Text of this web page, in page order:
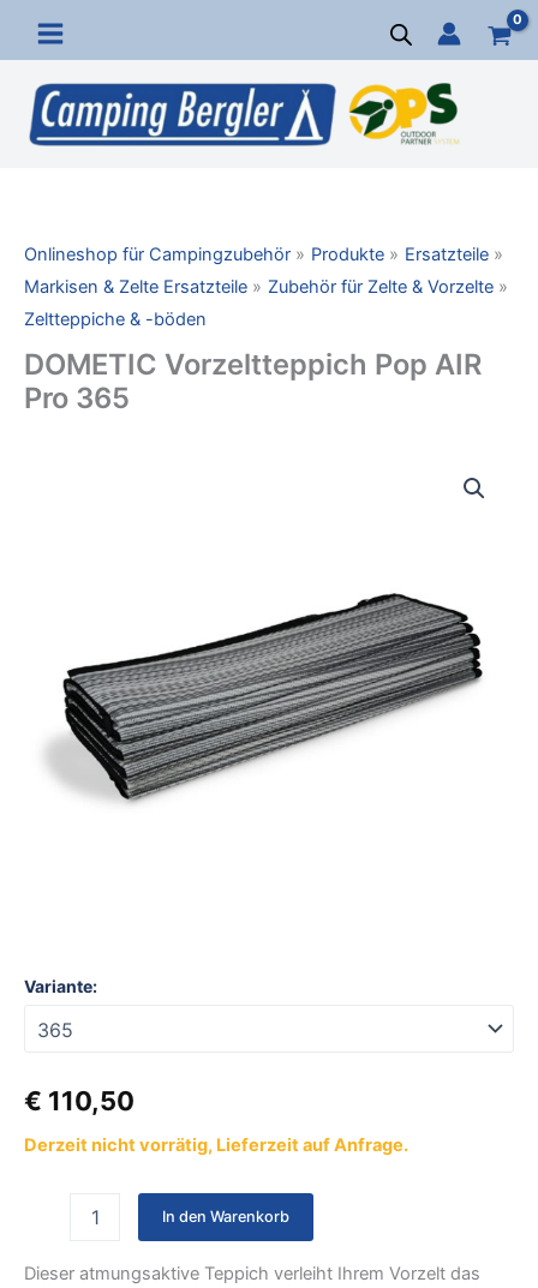
Inhalt
springen
Onlineshop für Campingzubehör Produkte
Ersatzteile
Markisen & Zelte Ersatzteile
Zubehör für Zelte & Vorzelte
Zeltteppiche & -böden
DOMETIC Vorzeltteppich Pop AIR
Pro 365
Variante:
€ 110,50
Derzeit nicht vorrätig, Lieferzeit auf Anfrage.
In den Warenkorb
Dieser atmungsaktive Teppich verleiht Ihrem Vorzelt das